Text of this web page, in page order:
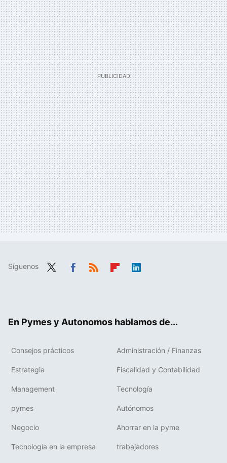
Síguenos
En Pymes y Autonomos hablamos de...
Consejos prácticos Administración / Finanzas
Estrategia Fiscalidad y Contabilidad
Management Tecnología
pymes Autónomos
Negocio Ahorrar en la pyme
Tecnología en la empresa trabajadores